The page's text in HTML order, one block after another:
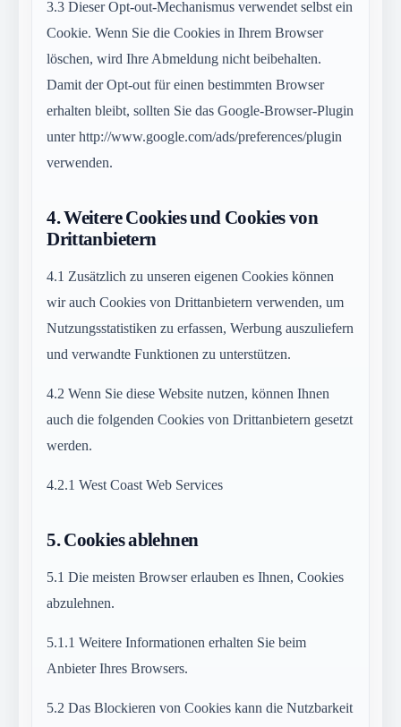
3.3 Dieser Opt-out-Mechanismus verwendet selbst ein
Cookie. Wenn Sie die Cookies in Ihrem Browser
löschen, wird Ihre Abmeldung nicht beibehalten.
Damit der Opt-out für einen bestimmten Browser
erhalten bleibt, sollten Sie das Google-Browser-Plugin
unter http://www.google.com/ads/preferences/plugin
verwenden.
4.Weitere Cookies und Cookies von
Drittanbietern
4.1 Zusätzlich zu unseren eigenen Cookies können
wir auch Cookies von Drittanbietern verwenden, um
Nutzungsstatistiken zu erfassen, Werbung auszuliefern
und verwandte Funktionen zu unterstützen.
4.2 Wenn Sie diese Website nutzen, können Ihnen
auch die folgenden Cookies von Drittanbietern gesetzt
werden.
4.2.1 West Coast Web Services
5.Cookies ablehnen
5.1 Die meisten Browser erlauben es Ihnen, Cookies
abzulehnen.
5.1.1 Weitere Informationen erhalten Sie beim
Anbieter Ihres Browsers.
5.2 Das Blockieren von Cookies kann die Nutzbarkeit